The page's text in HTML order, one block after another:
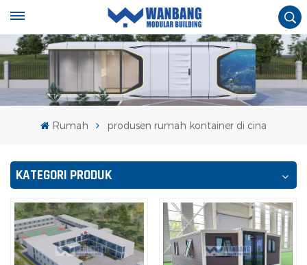
Rumah produsen rumah kontainer di cina
KATEGORI PRODUK